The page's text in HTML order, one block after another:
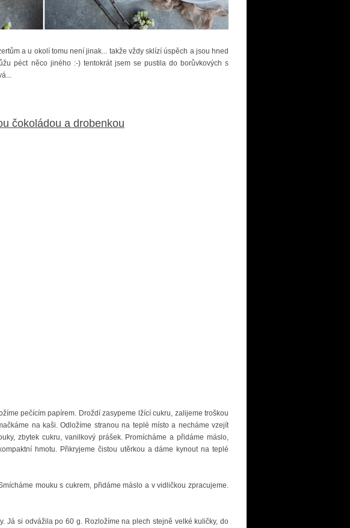
a u okolí tomu není jinak... takže vždy sklízí úspěch a jsou hned
péct něco jiného :-) tentokrát jsem se pustila do borůvkových s
čokoládou a drobenkou
pečícím papírem. Droždí zasypeme lžící cukru, zalijeme troškou
na kaši. Odložíme stranou na teplé místo a necháme vzejít
zbytek cukru, vanilkový prášek. Promícháme a přidáme máslo,
hmotu. Přikryjeme čistou utěrkou a dáme kynout na teplé
mouku s cukrem, přidáme máslo a v vidličkou zpracujeme.
Já si odvážila po 60 g. Rozložíme na plech stejně velké kuličky, do